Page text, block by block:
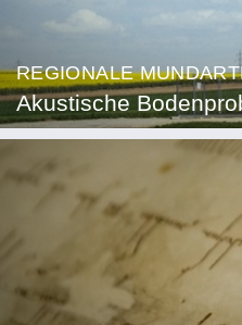
REGIONALE
Akustische